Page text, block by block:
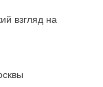
взгляд на